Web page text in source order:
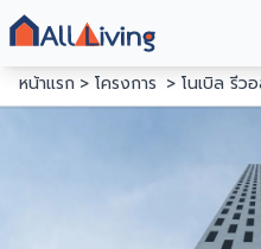
หน้าแรก
โครงการ โนเบิล รีว